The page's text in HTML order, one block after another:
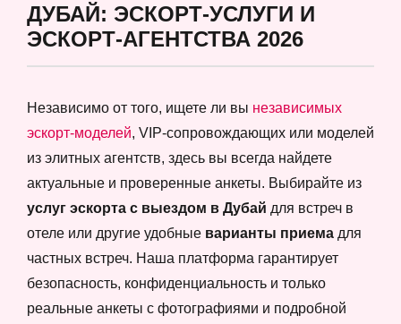
ДУБАЙ: ЭСКОРТ-УСЛУГИ И
ЭСКОРТ-АГЕНТСТВА 2026
Независимо от того, ищете ли вы независимых
эскорт-моделей, VIP-сопровождающих или моделей
из элитных агентств, здесь вы всегда найдете
актуальные и проверенные анкеты. Выбирайте из
услуг эскорта с выездом в Дубай для встреч в
отеле или другие удобные варианты приема для
частных встреч. Наша платформа гарантирует
безопасность, конфиденциальность и только
реальные анкеты с фотографиями и подробной